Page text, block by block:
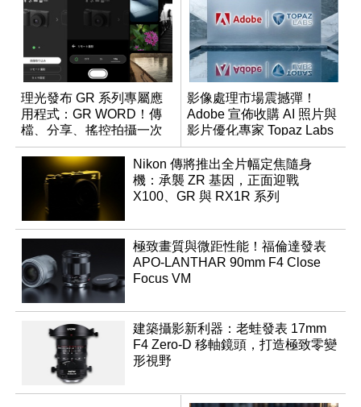
理光發布 GR 系列專屬應
用程式：GR WORD！傳
檔、分享、搖控拍攝一次
搞定
影像處理市場震撼彈！
Adobe 宣佈收購 AI 照片與
影片優化專家 Topaz Labs
Nikon 傳將推出全片幅定焦隨身
機：承襲 ZR 基因，正面迎戰
X100、GR 與 RX1R 系列
極致畫質與微距性能！福倫達發表
APO-LANTHAR 90mm F4 Close
Focus VM
建築攝影新利器：老蛙發表 17mm
F4 Zero-D 移軸鏡頭，打造極致零變
形視野